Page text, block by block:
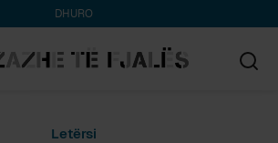
DHURO
Letërsi